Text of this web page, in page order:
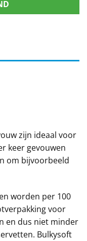
zijn ideaal voor
keer gevouwen
om bijvoorbeeld
worden per 100
voor
en dus niet minder
Bulkysoft